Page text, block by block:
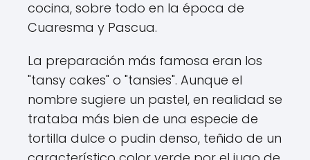
cocina, sobre todo en la época de
Cuaresma y Pascua.
La preparación más famosa eran los
"tansy cakes" o "tansies". Aunque el
nombre sugiere un pastel, en realidad se
trataba más bien de una especie de
tortilla dulce o pudin denso, teñido de un